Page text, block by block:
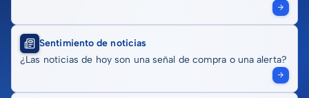
Sentimiento de noticias
¿Las noticias de hoy son una señal de compra o una alerta?